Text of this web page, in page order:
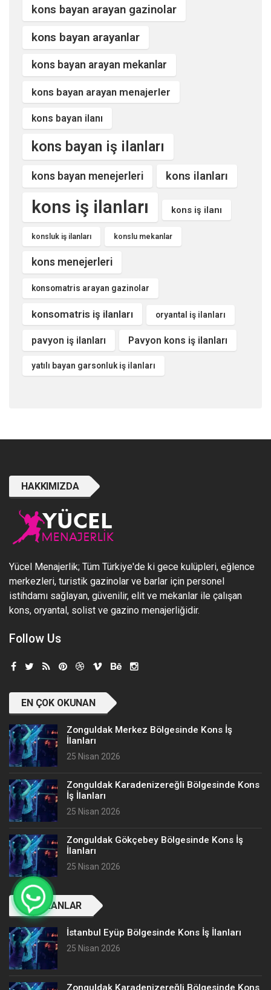
kons bayan arayan gazinolar
kons bayan arayanlar
kons bayan arayan mekanlar
kons bayan arayan menajerler
kons bayan ilanı
kons bayan iş ilanları
kons bayan menejerleri kons ilanları
kons iş ilanları kons iş ilanı
konsluk iş ilanları konslu mekanlar
kons menejerleri
konsomatris arayan gazinolar
konsomatris iş ilanları oryantal iş ilanları
pavyon iş ilanları Pavyon kons iş ilanları
yatılı bayan garsonluk iş ilanları
HAKKIMIZDA
Yücel Menajerlik; Tüm Türkiye'de ki gece kulüpleri, eğlence
merkezleri, turistik gazinolar ve barlar için personel
istihdamı sağlayan, güvenilir, elit ve mekanlar ile çalışan
kons, oryantal, solist ve gazino menajerliğidir.
Follow Us
EN ÇOK OKUNAN
Zonguldak Merkez Bölgesinde Kons İş
İlanları
25 Nisan 2026
Zonguldak Karadenizereğli Bölgesinde Kons
İş İlanları
25 Nisan 2026
Zonguldak Gökçebey Bölgesinde Kons İş
İlanları
25 Nisan 2026
SON İLANLAR
İstanbul Eyüp Bölgesinde Kons İş İlanları
25 Nisan 2026
Zonguldak Karadenizereğli Bölgesinde Kons